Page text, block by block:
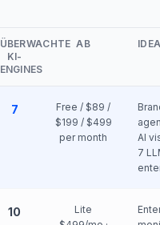
ÜBERWACHTE
KI-
ENGINES
AB
7
Free / $89 /
$199 / $499
per month
AI
7
10
Lite